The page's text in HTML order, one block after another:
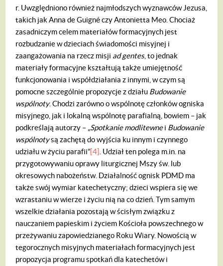
r. Uwzględniono również najmłodszych wyznawców Jezusa,
takich jak Anna de Guigné czy Antonietta Meo. Chociaż
zasadniczym celem materiałów formacyjnych jest
rozbudzanie w dzieciach świadomości misyjnej i
zaangażowania na rzecz misji ad gentes, to jednak
materiały formacyjne kształtują także umiejętność
funkcjonowania i współdziałania z innymi, w czym są
pomocne szczególnie propozycje z działu Budowanie
wspólnoty. Chodzi zarówno o wspólnotę członków ogniska
misyjnego, jak i lokalną wspólnotę parafialną, bowiem – jak
podkreślają autorzy – „Spotkanie modlitewnei Budowanie
wspólnotysą zachętą do wyjścia ku innym i czynnego
udziału w życiu parafii”[4] . Udział ten polega m.in. na
przygotowywaniu oprawy liturgicznej Mszy św. lub
okresowych nabożeństw. Działalność ognisk PDMD ma
także swój wymiar katechetyczny; dzieci wspiera się we
wzrastaniu w wierze i życiu nią na co dzień. Tym samym
wszelkie działania pozostają w ścisłym związku z
nauczaniem papieskim i życiem Kościoła powszechnego w
przeżywaniu zapowiedzianego Roku Wiary. Nowością w
tegorocznych misyjnych materiałach formacyjnych jest
propozycja programu spotkań dla katechetów i